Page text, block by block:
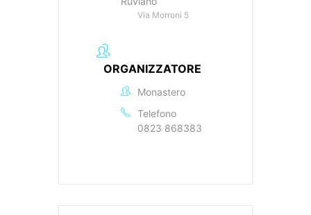
Via Morroni 5
ORGANIZZATORE
Monastero
Telefono
0823 868383